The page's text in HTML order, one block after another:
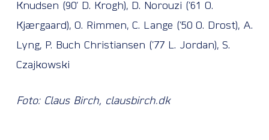
Knudsen (90’ D. Krogh), D. Norouzi (’61 O.
Kjærgaard), O. Rimmen, C. Lange (’50 O. Drost), A.
Lyng, P. Buch Christiansen (’77 L. Jordan), S.
Czajkowski
Foto: Claus Birch, clausbirch.dk